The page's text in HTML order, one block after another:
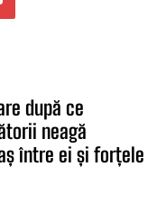
după ce
neagă
între ei și forțele